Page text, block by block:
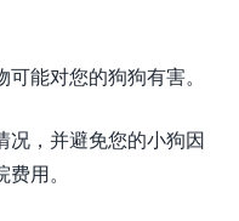
能对您的狗狗有害。
况，并避免您的小狗因
用。